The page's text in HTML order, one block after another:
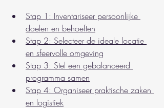
Stap 1: Inventariseer persoonlijke
doelen en behoeften
Stap 2: Selecteer de ideale locatie
en sfeervolle omgeving
Stap 3: Stel een gebalanceerd
programma samen
Stap 4: Organiseer praktische zaken
en logistiek